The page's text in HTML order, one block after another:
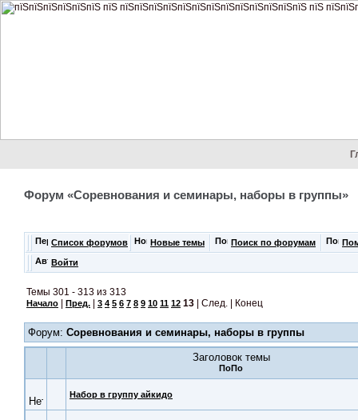
Форум «Соревнования и семинары, наборы в группы»
Список форумов Новые темы Поиск по форумам
Войти
Темы 301 - 313 из 313
Начало Пред. 3 4 5 6 7 8 9 10 11 12 13 | След. | Конец
Форум: Соревнования и семинары, наборы в группы
Заголовок темы
Набор в группу айкидо